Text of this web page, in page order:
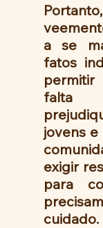
a se
fatos
falta
jovens e
exigir
para
cuidado.